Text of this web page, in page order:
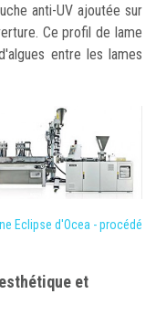
anti-UV ajoutée sur
Ce profil de lame
entre les lames
Eclipse d'Ocea - procédé
et